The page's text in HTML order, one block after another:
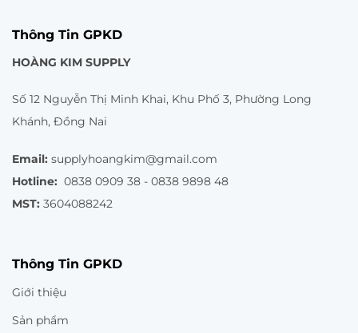
Thông Tin GPKD
HOÀNG KIM SUPPLY
Số 12 Nguyễn Thị Minh Khai, Khu Phố 3, Phường Long
Khánh, Đồng Nai
Email: supplyhoangkim@gmail.com
Hotline: 0838 0909 38 - 0838 9898 48
MST: 3604088242
Thông Tin GPKD
Giới thiệu
Sản phẩm